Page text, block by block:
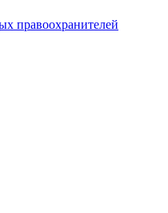
правоохранителей